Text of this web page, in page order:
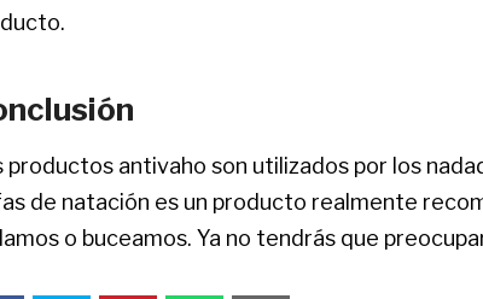
productos antivaho son utilizados por los
de natación es un producto realmente
o buceamos. Ya no tendrás que